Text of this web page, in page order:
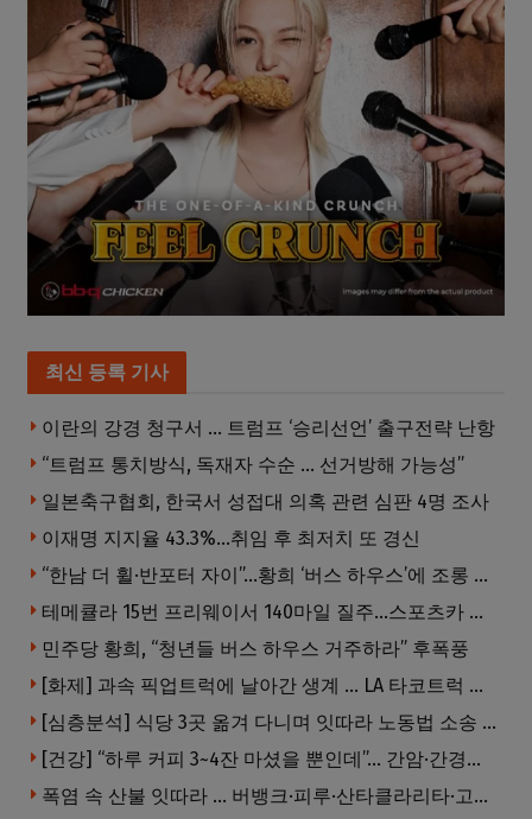
최신 등록 기사
이란의 강경 청구서 … 트럼프 ‘승리선언’ 출구전략 난항
“트럼프 통치방식, 독재자 수순 … 선거방해 가능성”
일본축구협회, 한국서 성접대 의혹 관련 심판 4명 조사
이재명 지지율 43.3%…취임 후 최저치 또 경신
“한남 더 휠·반포터 자이”…황희 ‘버스 하우스’에 조롱 쏟아져
테메큘라 15번 프리웨이서 140마일 질주…스포츠카 압수
민주당 황희, “청년들 버스 하우스 거주하라” 후폭풍
[화제] 과속 픽업트럭에 날아간 생계 … LA 타코트럭 일가족 3명 부상
[심층분석] 식당 3곳 옮겨 다니며 잇따라 노동법 소송 … 피소된 곳 모두 LA·OC 한인 식당들
[건강] “하루 커피 3~4잔 마셨을 뿐인데”… 간암·간경변 위험 뚝
폭염 속 산불 잇따라 … 버뱅크·피루·산타클라리타·고먼 잇단 산불